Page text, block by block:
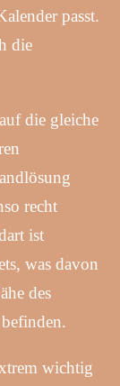
passt.
die
die gleiche
recht
ist
was davon
des
wichtig